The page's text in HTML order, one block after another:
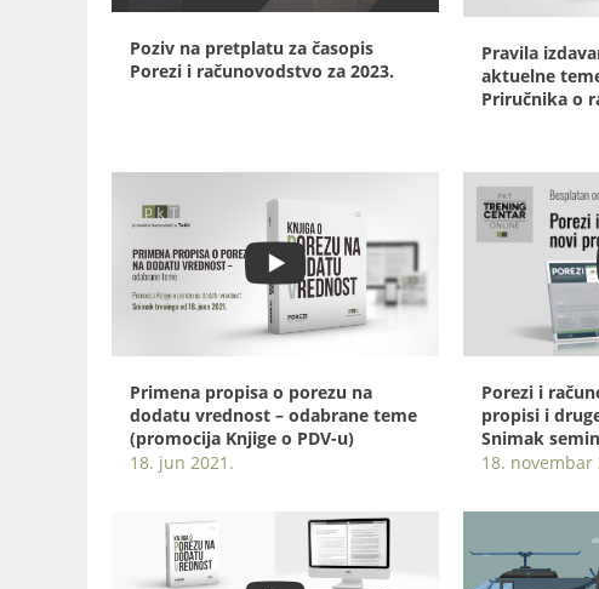
Poziv na pretplatu za časopis
Porezi i računovodstvo za 2023.
Pravila
aktuelne
Priručnika o
Primena propisa o porezu na
dodatu vrednost – odabrane teme
(promocija Knjige o PDV-u)
18. jun 2021.
Porezi i
propisi i
Snimak
18. novembar